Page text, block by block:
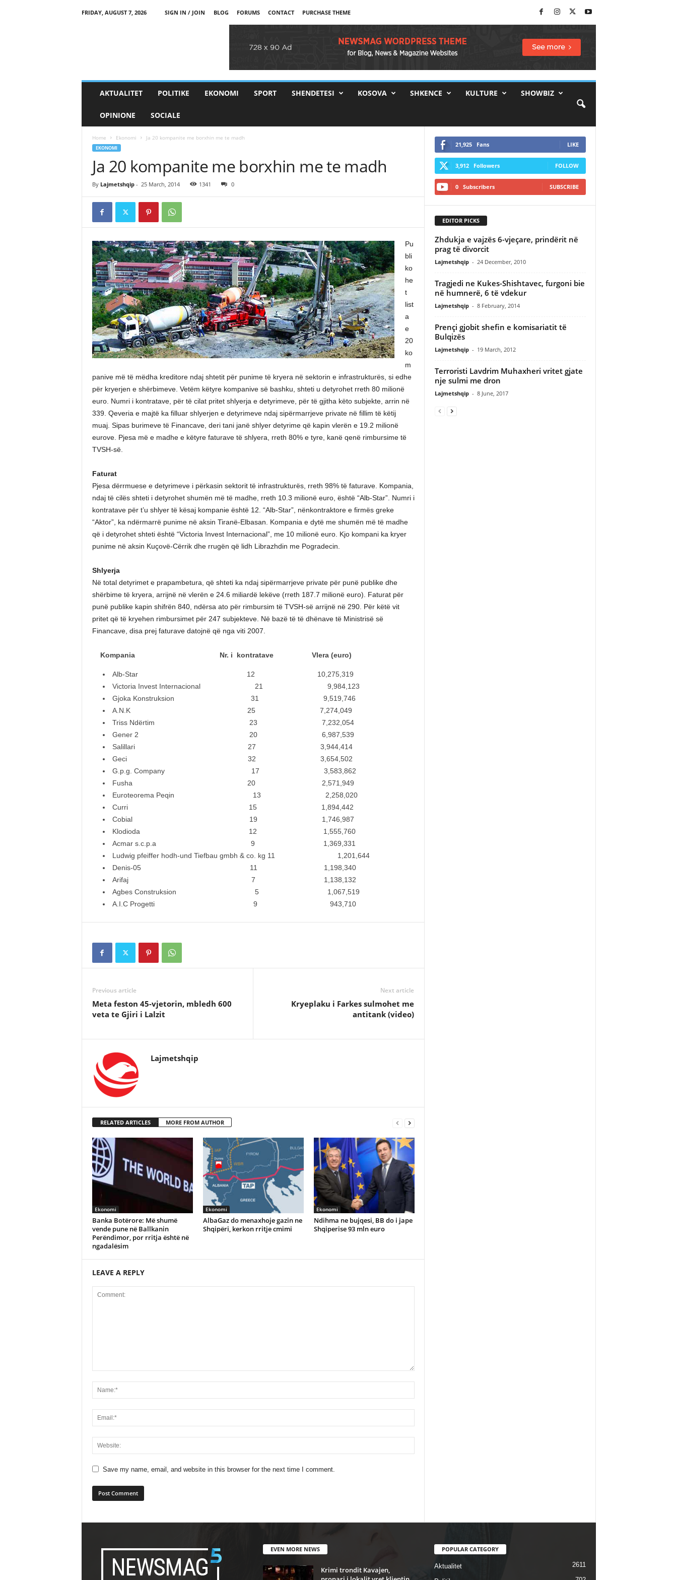
FRIDAY, AUGUST 7, 2026 SIGN IN / JOIN BLOG FORUMS CONTACT PURCHASE THEME
AKTUALITET POLITIKE EKONOMI SPORT SHENDETESI KOSOVA SHKENCE KULTURE SHOWBIZ
OPINIONE SOCIALE
Home Ekonomi Ja 20 kompanite me borxhin me te madh
EKONOMI
Ja 20 kompanite me borxhin me te madh
By Lajmetshqip- 25 March, 2014 1341 0
Pu
bli
ko
he
t
list
a
e
20
ko
m
panive më të mëdha kreditore ndaj shtetit për punime të kryera në sektorin e infrastrukturës, si edhe
për kryerjen e shërbimeve. Vetëm këtyre kompanive së bashku, shteti u detyrohet rreth 80 milionë
euro. Numri i kontratave, për të cilat pritet shlyerja e detyrimeve, për të gjitha këto subjekte, arrin në
339. Qeveria e majtë ka filluar shlyerjen e detyrimeve ndaj sipërmarrjeve private në fillim të këtij
muaj. Sipas burimeve të Financave, deri tani janë shlyer detyrime që kapin vlerën e 19.2 milionë
eurove. Pjesa më e madhe e këtyre faturave të shlyera, rreth 80% e tyre, kanë qenë rimbursime të
TVSH-së.
Faturat
Pjesa dërrmuese e detyrimeve i përkasin sektorit të infrastrukturës, rreth 98% të faturave. Kompania,
ndaj të cilës shteti i detyrohet shumën më të madhe, rreth 10.3 milionë euro, është “Alb-Star”. Numri i
kontratave për t’u shlyer të kësaj kompanie është 12. “Alb-Star”, nënkontraktore e firmës greke
“Aktor”, ka ndërmarrë punime në aksin Tiranë-Elbasan. Kompania e dytë me shumën më të madhe
që i detyrohet shteti është “Victoria Invest Internacional”, me 10 milionë euro. Kjo kompani ka kryer
punime në aksin Kuçovë-Cërrik dhe rrugën që lidh Librazhdin me Pogradecin.
Shlyerja
Në total detyrimet e prapambetura, që shteti ka ndaj sipërmarrjeve private për punë publike dhe
shërbime të kryera, arrijnë në vlerën e 24.6 miliardë lekëve (rreth 187.7 milionë euro). Faturat për
punë publike kapin shifrën 840, ndërsa ato për rimbursim të TVSH-së arrijnë në 290. Për këtë vit
pritet që të kryehen rimbursimet për 247 subjekteve. Në bazë të të dhënave të Ministrisë së
Financave, disa prej faturave datojnë që nga viti 2007.
Kompania Nr. i kontratave Vlera (euro)
Alb-Star 12 10,275,319
Victoria Invest Internacional 21 9,984,123
Gjoka Konstruksion 31 9,519,746
A.N.K 25 7,274,049
Triss Ndërtim 23 7,232,054
Gener 2 20 6,987,539
Salillari 27 3,944,414
Geci 32 3,654,502
G.p.g. Company 17 3,583,862
Fusha 20 2,571,949
Euroteorema Peqin 13 2,258,020
Curri 15 1,894,442
Cobial 19 1,746,987
Klodioda 12 1,555,760
Acmar s.c.p.a 9 1,369,331
Ludwig pfeiffer hodh-und Tiefbau gmbh & co. kg 11 1,201,644
Denis-05 11 1,198,340
Arifaj 7 1,138,132
Agbes Construksion 5 1,067,519
A.I.C Progetti 9 943,710
Previous article
Meta feston 45-vjetorin, mbledh 600
veta te Gjiri i Lalzit
Next article
Kryeplaku i Farkes sulmohet me
antitank (video)
Lajmetshqip
RELATED ARTICLES MORE FROM AUTHOR
Ekonomi
Banka Botërore: Më shumë
vende pune në Ballkanin
Perëndimor, por rritja është në
ngadalësim
Ekonomi
AlbaGaz do menaxhoje gazin ne
Shqipëri, kerkon rritje cmimi
Ekonomi
Ndihma ne bujqesi, BB do i jape
Shqiperise 93 mln euro
LEAVE A REPLY
Save my name, email, and website in this browser for the next time I comment.
21,925 Fans LIKE
3,912 Followers FOLLOW
0 Subscribers SUBSCRIBE
EDITOR PICKS
Zhdukja e vajzës 6-vjeçare, prindërit në
prag të divorcit
Lajmetshqip - 24 December, 2010
Tragjedi ne Kukes-Shishtavec, furgoni bie
në humnerë, 6 të vdekur
Lajmetshqip - 8 February, 2014
Prençi gjobit shefin e komisariatit të
Bulqizës
Lajmetshqip - 19 March, 2012
Terroristi Lavdrim Muhaxheri vritet gjate
nje sulmi me dron
Lajmetshqip - 8 June, 2017
EVEN MORE NEWS
Krimi trondit Kavajen,
POPULAR CATEGORY
Aktualitet 2611